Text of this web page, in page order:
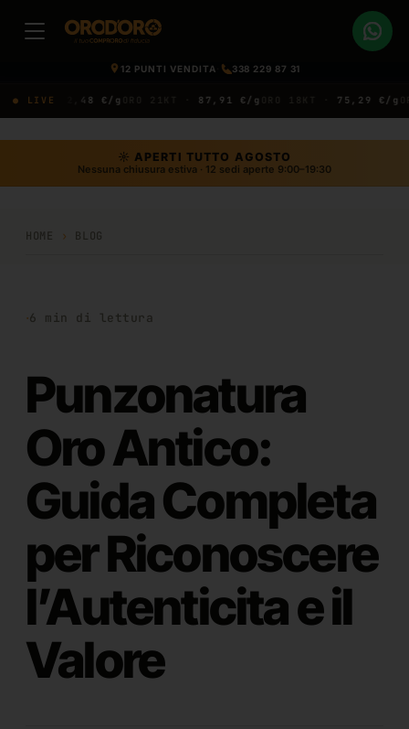
12 PUNTI VENDITA 338 229 87 31
● LIVE
· 92,48 €/g ORO 21KT · 87,91 €/gORO 18KT · 75,29 €/gORO
☼ APERTI TUTTO AGOSTO
Nessuna chiusura estiva · 12 sedi aperte 9:00–19:30
HOME › BLOG
·6 min di lettura
Punzonatura
Oro Antico:
Guida Completa
per Riconoscere
l’Autenticita e il
Valore